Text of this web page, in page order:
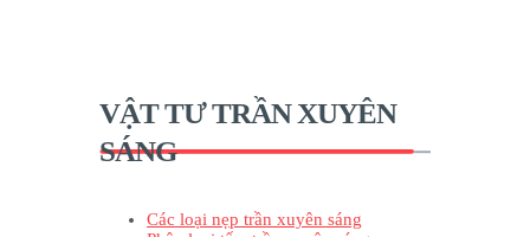
VẬT TƯ TRẦN XUYÊN
SÁNG
Các loại nẹp trần xuyên sáng